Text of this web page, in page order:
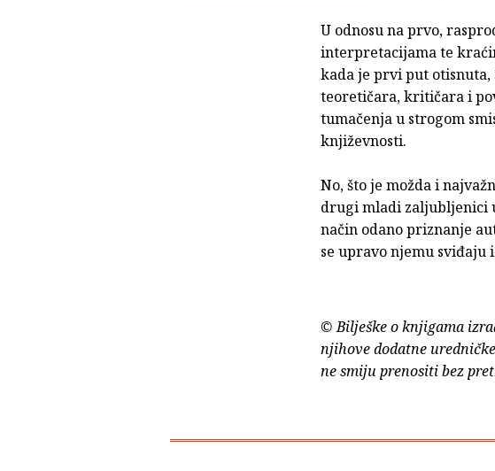
U odnosu na prvo,
interpretacijama te
kada je prvi put
teoretičara, kritičara i
tumačenja u strogom
književnosti.
No, što je možda i
drugi mladi zaljubljenici
način odano priznanje
se upravo njemu sviđaju
© Bilješke o knjigama
njihove dodatne
ne smiju prenositi bez